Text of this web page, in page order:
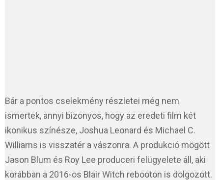
Bár a pontos cselekmény részletei még nem
ismertek, annyi bizonyos, hogy az eredeti film két
ikonikus színésze, Joshua Leonard és Michael C.
Williams is visszatér a vászonra. A produkció mögött
Jason Blum és Roy Lee produceri felügyelete áll, aki
korábban a 2016-os Blair Witch rebooton is dolgozott.